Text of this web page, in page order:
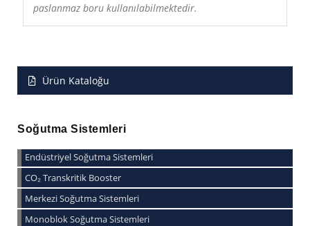
paslanmaz boru kullanılabilmektedir.
Ürün Kataloğu
Soğutma Sistemleri
Endüstriyel Soğutma Sistemleri
CO₂ Transkritik Booster
Merkezi Soğutma Sistemleri
Monoblok Soğutma Sistemleri